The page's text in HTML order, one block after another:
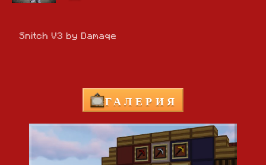
Snitch V3 by Damaqe
ГАЛЕРИЯ